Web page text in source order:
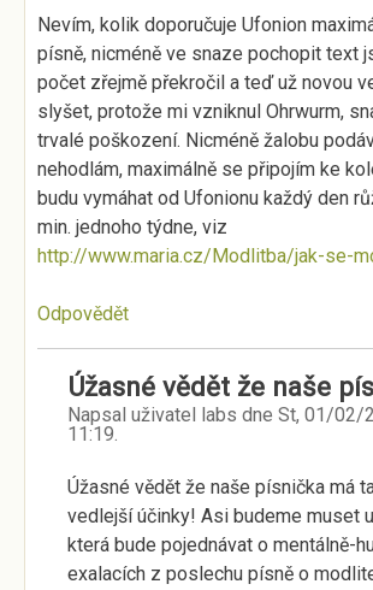
Nevím, kolik doporučuje Ufonion
písně, nicméně ve snaze pochopit text
počet zřejmě překročil a teď už novou
slyšet, protože mi vzniknul Ohrwurm,
trvalé poškození. Nicméně žalobu
nehodlám, maximálně se připojím ke
budu vymáhat od Ufonionu každý den
min. jednoho týdne, viz
http://www.maria.cz/Modlitba/jak-se-
Odpovědět
Úžasné vědět že naše
Napsal uživatel labs dne St, 01/02/
11:19.
Úžasné vědět že naše písnička má
vedlejší účinky! Asi budeme muset
která bude pojednávat o mentálně-
exalacích z poslechu písně o